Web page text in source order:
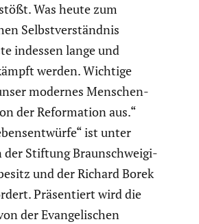
Was heute zum
Selbst­ver­ständnis
indessen lange und
werden. Wichtige
modernes Menschen­
der Refor­ma­tion aus.“
ist unter
der Stiftung Braun­schwei­gi­
und der Richard Borek
Präsen­tiert wird die
der Evange­li­schen